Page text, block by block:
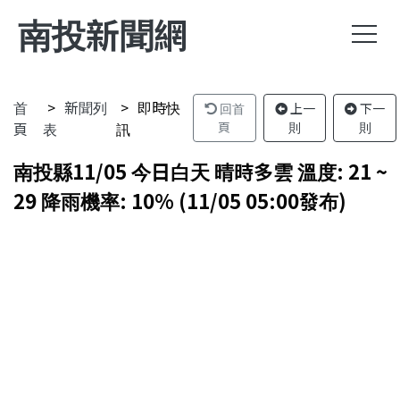
南投新聞網
首
頁
新聞列
表
即時快
訊
回首
頁
上一
則
下一
則
南投縣11/05 今日白天 晴時多雲 溫度: 21 ~
29 降雨機率: 10% (11/05 05:00發布)